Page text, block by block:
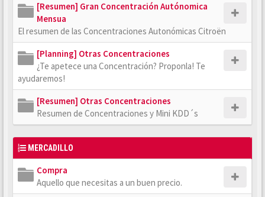
[Resumen] Gran Concentración Autónomica
Mensua
El resumen de las Concentraciones Autonómicas Citroën
[Planning] Otras Concentraciones
¿Te apetece una Concentración? Proponla! Te
ayudaremos!
[Resumen] Otras Concentraciones
Resumen de Concentraciones y Mini KDD´s
MERCADILLO
Compra
Aquello que necesitas a un buen precio.